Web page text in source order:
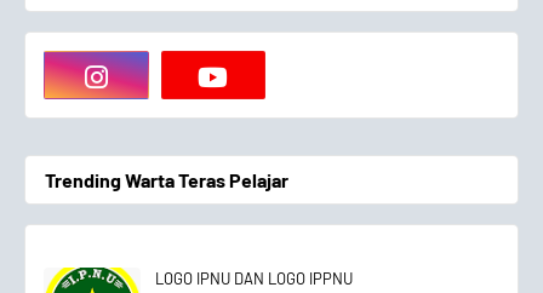
Trending Warta Teras Pelajar
LOGO IPNU DAN LOGO IPPNU